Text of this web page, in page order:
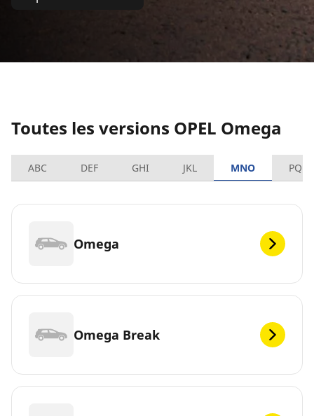
Toutes les versions OPEL Omega
ABC DEF GHI JKL MNO PQRS
Omega
Omega Break